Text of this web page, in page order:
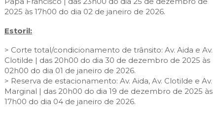
2025 às 17h00 do dia 02 de janeiro de 2026.
Estoril:
> Corte total/condicionamento de trânsito: Av. Aida e Av.
Clotilde | das 20h00 do dia 30 de dezembro de 2025 às
02h00 do dia 01 de janeiro de 2026.
> Reserva de estacionamento: Av. Aida, Av. Clotilde e Av.
Marginal | das 20h00 do dia 19 de dezembro de 2025 às
17h00 do dia 04 de janeiro de 2026.